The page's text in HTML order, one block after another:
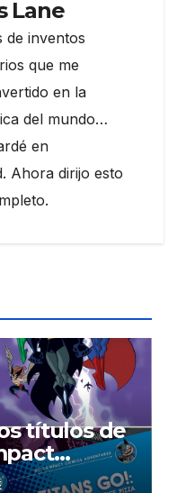
Lane
de inventos
que me
en la
del mundo…
en
Ahora dirijo esto
títulos de